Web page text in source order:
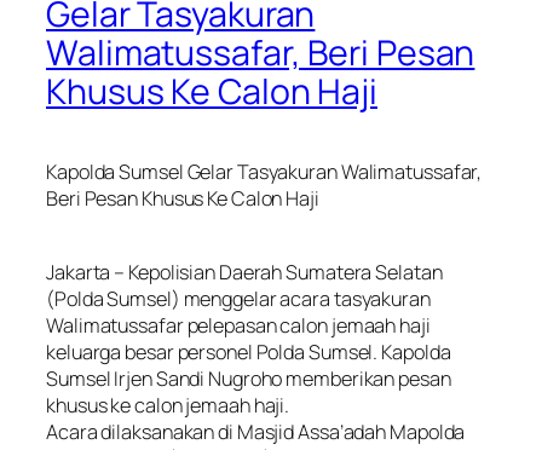
Gelar Tasyakuran
Walimatussafar, Beri Pesan
Khusus Ke Calon Haji
Kapolda Sumsel Gelar Tasyakuran Walimatussafar,
Beri Pesan Khusus Ke Calon Haji
Jakarta – Kepolisian Daerah Sumatera Selatan
(Polda Sumsel) menggelar acara tasyakuran
Walimatussafar pelepasan calon jemaah haji
keluarga besar personel Polda Sumsel. Kapolda
Sumsel Irjen Sandi Nugroho memberikan pesan
khusus ke calon jemaah haji.
Acara dilaksanakan di Masjid Assa’adah Mapolda